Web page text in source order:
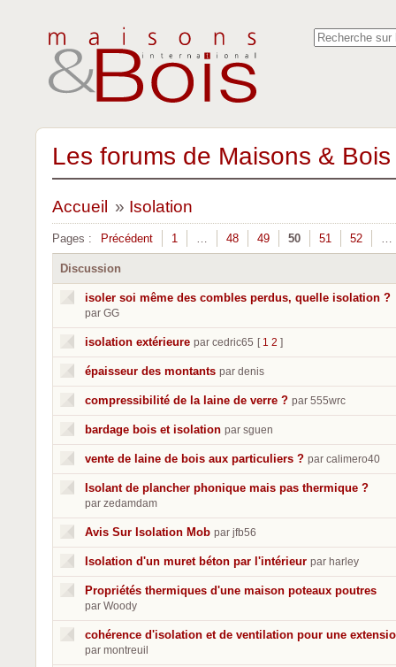
Les forums de Maisons &
Accueil » Isolation
Pages : Précédent 1 … 48 49 50 51 52 …
Discussion
isoler soi même des combles perdus, quelle isolation ?
par GG
isolation extérieure par cedric65 [ 1 2 ]
épaisseur des montants par denis
compressibilité de la laine de verre ? par 555wrc
bardage bois et isolation par sguen
vente de laine de bois aux particuliers ? par calimero40
Isolant de plancher phonique mais pas thermique ?
par zedamdam
Avis Sur Isolation Mob par jfb56
Isolation d'un muret béton par l'intérieur par harley
Propriétés thermiques d'une maison poteaux poutres
par Woody
cohérence d'isolation et de ventilation pour une
par montreuil